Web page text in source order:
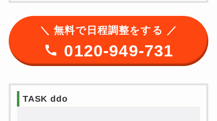
＼ 無料で日程調整をする ／
0120-949-731
TASK ddo